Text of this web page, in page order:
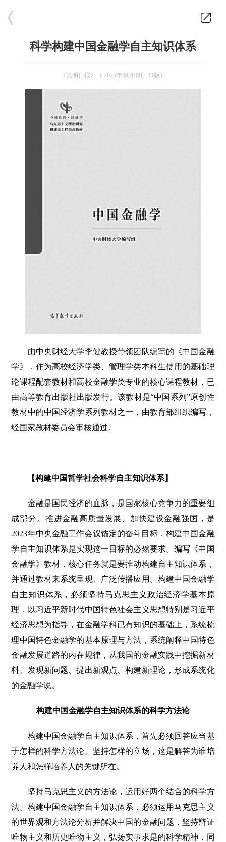
科学构建中国金融学自主知识体系
《光明日报》（ 2025年09月09日 11版）
由中央财经大学李健教授带领团队编写的《中国金融
学》，作为高校经济学类、管理学类本科生使用的基础理
论课程配套教材和高校金融学类专业的核心课程教材，已
由高等教育出版社出版发行。该教材是“中国系列”原创性
教材中的中国经济学系列教材之一，由教育部组织编写，
经国家教材委员会审核通过。
【构建中国哲学社会科学自主知识体系】
金融是国民经济的血脉，是国家核心竞争力的重要组
成部分。推进金融高质量发展、加快建设金融强国，是
2023年中央金融工作会议锚定的奋斗目标，构建中国金融
学自主知识体系是实现这一目标的必然要求。编写《中国
金融学》教材，核心任务就是要推动构建自主知识体系，
并通过教材来系统呈现、广泛传播应用。构建中国金融学
自主知识体系，必须坚持马克思主义政治经济学基本原
理，以习近平新时代中国特色社会主义思想特别是习近平
经济思想为指导，在金融学科已有知识的基础上，系统梳
理中国特色金融学的基本原理与方法，系统阐释中国特色
金融发展道路的内在规律，从我国的金融实践中挖掘新材
料、发现新问题、提出新观点、构建新理论，形成系统化
的金融学说。
构建中国金融学自主知识体系的科学方法论
构建中国金融学自主知识体系，首先必须回答应当基
于怎样的科学方法论、坚持怎样的立场，这是解答为谁培
养人和怎样培养人的关键所在。
坚持马克思主义的方法论，运用好两个结合的科学方
法。构建中国金融学自主知识体系，必须运用马克思主义
的世界观和方法论分析并解决中国的金融问题，坚持辩证
唯物主义和历史唯物主义，弘扬实事求是的科学精神，同